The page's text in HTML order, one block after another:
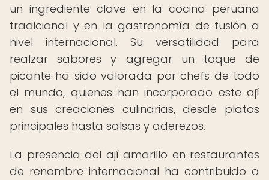
un ingrediente clave en la cocina peruana
tradicional y en la gastronomía de fusión a
nivel internacional. Su versatilidad para
realzar sabores y agregar un toque de
picante ha sido valorada por chefs de todo
el mundo, quienes han incorporado este ají
en sus creaciones culinarias, desde platos
principales hasta salsas y aderezos.
La presencia del ají amarillo en restaurantes
de renombre internacional ha contribuido a